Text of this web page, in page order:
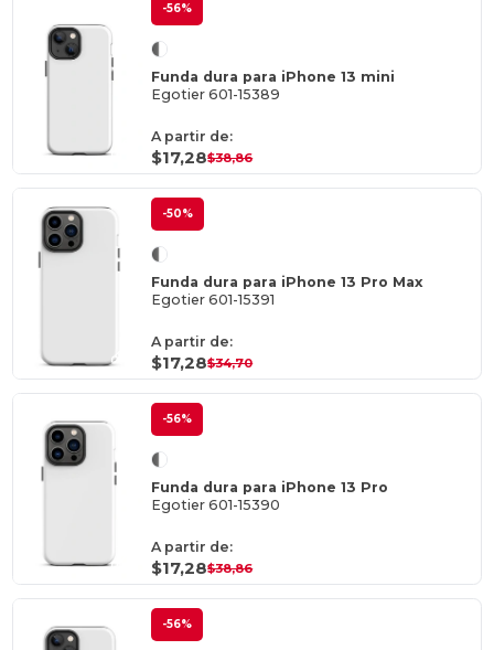
-56%
Funda dura para iPhone 13 mini
Egotier 601-15389
A partir de:
$17,28$38,86
-50%
Funda dura para iPhone 13 Pro Max
Egotier 601-15391
A partir de:
$17,28$34,70
-56%
Funda dura para iPhone 13 Pro
Egotier 601-15390
A partir de:
$17,28$38,86
-56%